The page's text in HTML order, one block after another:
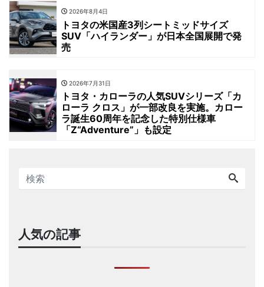
2026年8月4日
トヨタの米国産3列シートミッドサイズ
SUV「ハイランダー」が日本全国展開で発
売
2026年7月31日
トヨタ・カローラの人気SUVシリーズ「カ
ローラ クロス」が一部改良を実施。カロー
ラ誕生60周年を記念した特別仕様車
「Z“Adventure”」も設定
人気の記事